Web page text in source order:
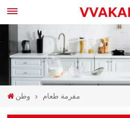
وطن مفرمة طعام